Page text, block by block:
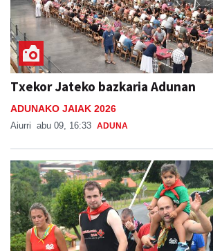
Txekor Jateko bazkaria Adunan
ADUNAKO JAIAK 2026
Aiurri abu 09, 16:33 ADUNA